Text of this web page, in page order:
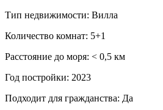
Тип недвижимости: Вилла
Количество комнат: 5+1
Расстояние до моря: ˂ 0,5 км
Год постройки: 2023
Подходит для гражданства: Да